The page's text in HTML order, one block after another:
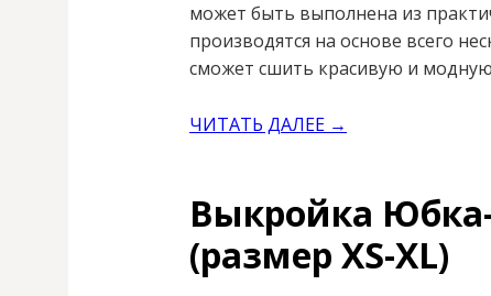
может быть выполнена из
производятся на основе всего
сможет сшить красивую и
ЧИТАТЬ ДАЛЕЕ →
Выкройка
(размер XS-XL)